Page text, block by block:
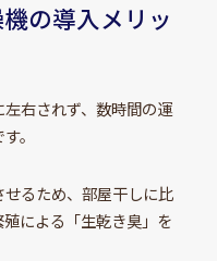
の導入メリッ
右されず、数時間の運
。
るため、部屋干しに比
による「生乾き臭」を